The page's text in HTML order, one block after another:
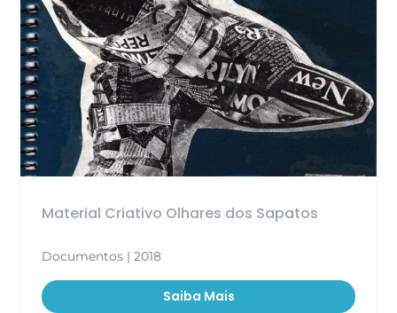
Material Criativo Olhares dos Sapatos
Documentos | 2018
Saiba Mais